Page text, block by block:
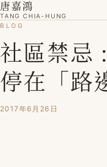
唐嘉鴻
TANG CHIA-HUNG
BLOG
社區禁忌
停在「路
2017年6月26日